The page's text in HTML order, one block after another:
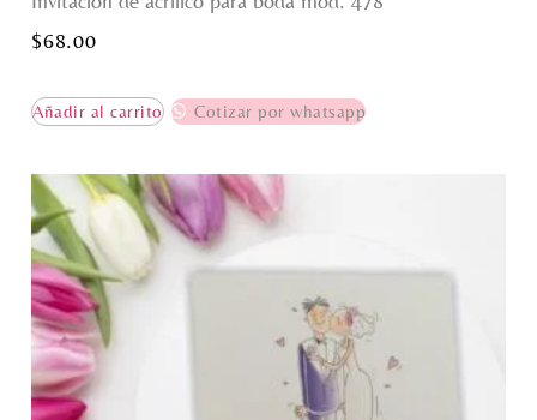
$68.00
Añadir al carrito Cotizar por whatsapp